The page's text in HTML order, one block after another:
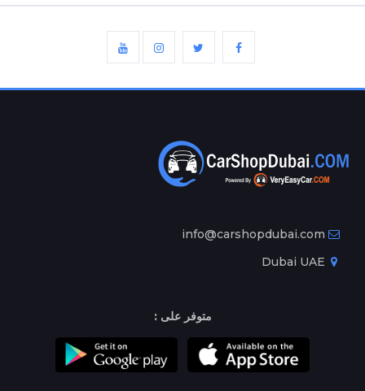
info@carshopdubai.com
متوفر على :